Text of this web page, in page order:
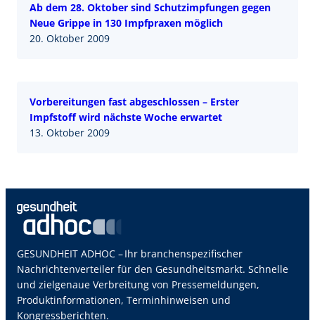
Ab dem 28. Oktober sind Schutzimpfungen gegen
Neue Grippe in 130 Impfpraxen möglich
20. Oktober 2009
Vorbereitungen fast abgeschlossen – Erster
Impfstoff wird nächste Woche erwartet
13. Oktober 2009
GESUNDHEIT ADHOC – Ihr branchenspezifischer
Nachrichtenverteiler für den Gesundheitsmarkt. Schnelle
und zielgenaue Verbreitung von Pressemeldungen,
Produktinformationen, Terminhinweisen und
Kongressberichten.